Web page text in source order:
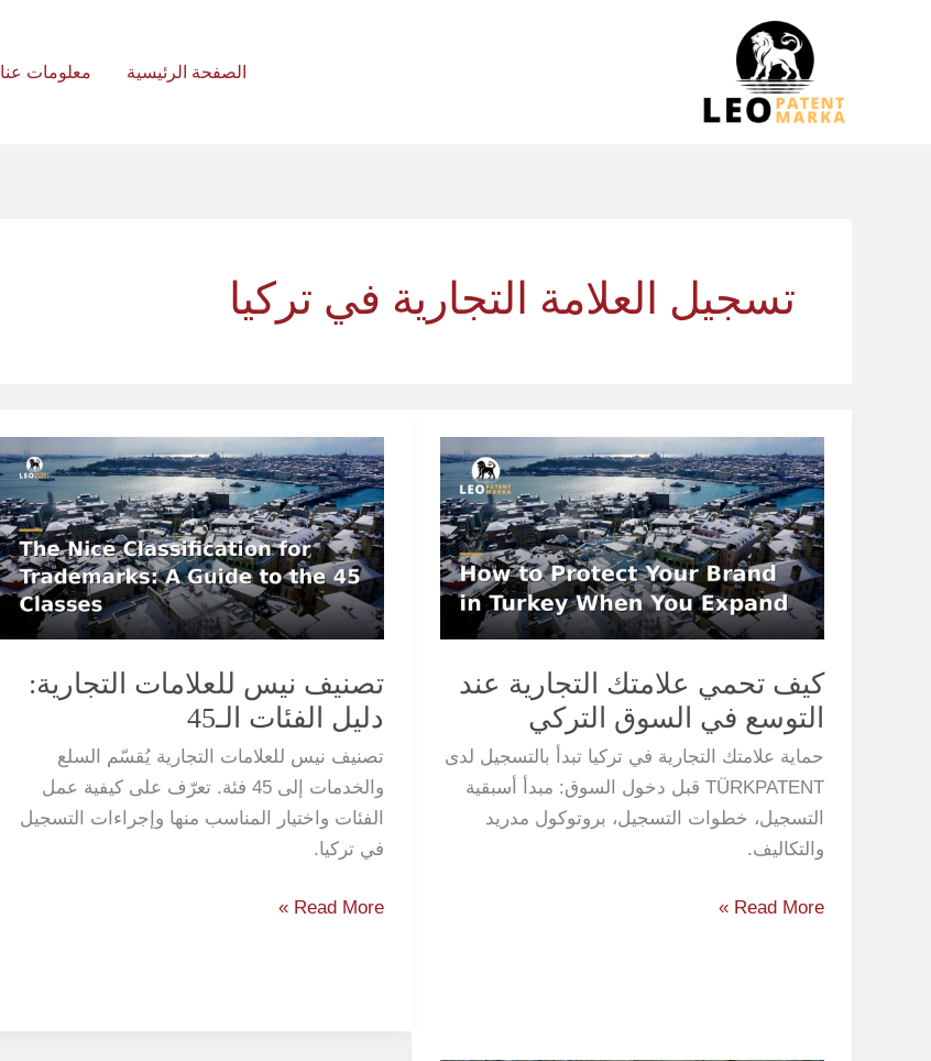
الصفحة الرئيسية معلومات عنا
تسجيل العلامة التجارية في تركيا
كيف تحمي علامتك التجارية عند
التوسع في السوق التركي
حماية علامتك التجارية في تركيا تبدأ بالتسجيل لدى
TÜRKPATENT قبل دخول السوق: مبدأ أسبقية
التسجيل، خطوات التسجيل، بروتوكول مدريد
والتكاليف.
كيف
تحمي
علامتك
التجارية
عند
التوسع
في
السوق
التركي
Read More »
تصنيف نيس للعلامات التجارية:
دليل الفئات الـ45
تصنيف نيس للعلامات التجارية يُقسّم السلع
والخدمات إلى 45 فئة. تعرّف على كيفية عمل
الفئات واختيار المناسب منها وإجراءات التسجيل
في تركيا.
تصنيف
نيس
للعلامات
التجارية:
دليل
الفئات
الـ45
Read More »